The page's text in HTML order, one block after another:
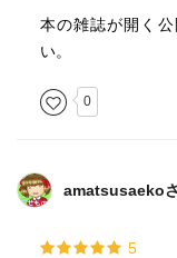
本の雑誌が開く
い。
0
amatsusaeko
5